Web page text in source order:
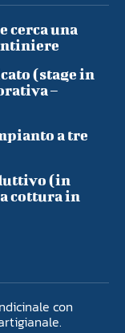
cerca una
(stage in
–
a tre
(in
cottura in
con